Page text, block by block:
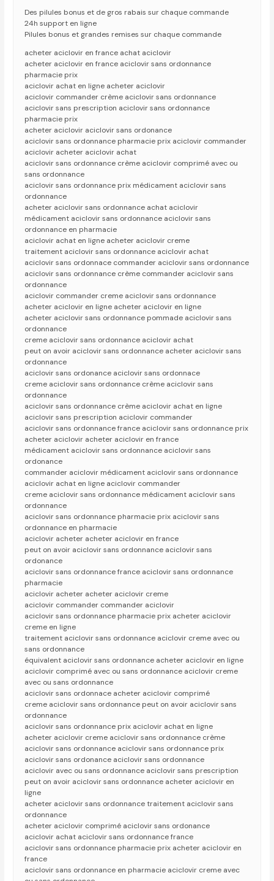
Des pilules bonus et de gros rabais sur chaque commande
24h support en ligne
Pilules bonus et grandes remises sur chaque commande
acheter aciclovir en france achat aciclovir
acheter aciclovir en france aciclovir sans ordonnance
pharmacie prix
aciclovir achat en ligne acheter aciclovir
aciclovir commander crème aciclovir sans ordonnance
aciclovir sans prescription aciclovir sans ordonnance
pharmacie prix
acheter aciclovir aciclovir sans ordonance
aciclovir sans ordonnance pharmacie prix aciclovir commander
aciclovir acheter aciclovir achat
aciclovir sans ordonnance crème aciclovir comprimé avec ou
sans ordonnance
aciclovir sans ordonnance prix médicament aciclovir sans
ordonnance
acheter aciclovir sans ordonnance achat aciclovir
médicament aciclovir sans ordonnance aciclovir sans
ordonnance en pharmacie
aciclovir achat en ligne acheter aciclovir creme
traitement aciclovir sans ordonnance aciclovir achat
aciclovir sans ordonnace commander aciclovir sans ordonnance
aciclovir sans ordonnance crème commander aciclovir sans
ordonnance
aciclovir commander creme aciclovir sans ordonnance
acheter aciclovir en ligne acheter aciclovir en ligne
acheter aciclovir sans ordonnance pommade aciclovir sans
ordonnance
creme aciclovir sans ordonnance aciclovir achat
peut on avoir aciclovir sans ordonnance acheter aciclovir sans
ordonnance
aciclovir sans ordonance aciclovir sans ordonnace
creme aciclovir sans ordonnance crème aciclovir sans
ordonnance
aciclovir sans ordonnance crème aciclovir achat en ligne
aciclovir sans prescription aciclovir commander
aciclovir sans ordonnance france aciclovir sans ordonnance prix
acheter aciclovir acheter aciclovir en france
médicament aciclovir sans ordonnance aciclovir sans
ordonance
commander aciclovir médicament aciclovir sans ordonnance
aciclovir achat en ligne aciclovir commander
creme aciclovir sans ordonnance médicament aciclovir sans
ordonnance
aciclovir sans ordonnance pharmacie prix aciclovir sans
ordonnance en pharmacie
aciclovir acheter acheter aciclovir en france
peut on avoir aciclovir sans ordonnance aciclovir sans
ordonance
aciclovir sans ordonnance france aciclovir sans ordonnance
pharmacie
aciclovir acheter acheter aciclovir creme
aciclovir commander commander aciclovir
aciclovir sans ordonnance pharmacie prix acheter aciclovir
creme en ligne
traitement aciclovir sans ordonnance aciclovir creme avec ou
sans ordonnance
équivalent aciclovir sans ordonnance acheter aciclovir en ligne
aciclovir comprimé avec ou sans ordonnance aciclovir creme
avec ou sans ordonnance
aciclovir sans ordonnace acheter aciclovir comprimé
creme aciclovir sans ordonnance peut on avoir aciclovir sans
ordonnance
aciclovir sans ordonnance prix aciclovir achat en ligne
acheter aciclovir creme aciclovir sans ordonnance crème
aciclovir sans ordonnance aciclovir sans ordonnance prix
aciclovir sans ordonance aciclovir sans ordonnance
aciclovir avec ou sans ordonnance aciclovir sans prescription
peut on avoir aciclovir sans ordonnance acheter aciclovir en
ligne
acheter aciclovir sans ordonnance traitement aciclovir sans
ordonnance
acheter aciclovir comprimé aciclovir sans ordonance
aciclovir achat aciclovir sans ordonnance france
aciclovir sans ordonnance pharmacie prix acheter aciclovir en
france
aciclovir sans ordonnance en pharmacie aciclovir creme avec